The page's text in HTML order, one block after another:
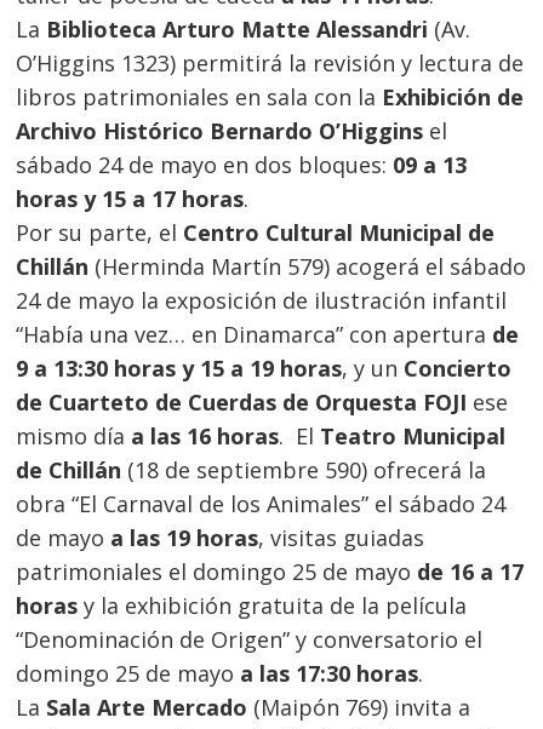
La Biblioteca Arturo Matte Alessandri (Av.
O’Higgins 1323) permitirá la revisión y lectura de
libros patrimoniales en sala con la Exhibición de
Archivo Histórico Bernardo O’Higgins el
sábado 24 de mayo en dos bloques: 09 a 13
horas y 15 a 17 horas.
Por su parte, el Centro Cultural Municipal de
Chillán (Herminda Martín 579) acogerá el sábado
24 de mayo la exposición de ilustración infantil
“Había una vez… en Dinamarca” con apertura de
9 a 13:30 horas y 15 a 19 horas, y un Concierto
de Cuarteto de Cuerdas de Orquesta FOJI ese
mismo día a las 16 horas. El Teatro Municipal
de Chillán (18 de septiembre 590) ofrecerá la
obra “El Carnaval de los Animales” el sábado 24
de mayo a las 19 horas, visitas guiadas
patrimoniales el domingo 25 de mayo de 16 a 17
horas y la exhibición gratuita de la película
“Denominación de Origen” y conversatorio el
domingo 25 de mayo a las 17:30 horas.
La Sala Arte Mercado (Maipón 769) invita a
Navegación
de
entradas